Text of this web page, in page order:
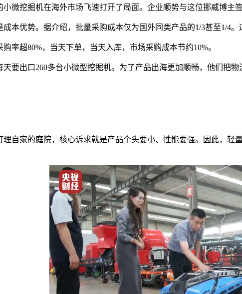
微挖掘机在海外市场飞速打开了局面。企业顺势与这位挪威博主
本优势。据介绍，批量采购成本仅为国外同类产品的1/3甚至1/4
率超80%，当天下单，当天入库，市场采购成本节约10%。
要出口260多台小微型挖掘机。为了产品出海更加顺畅，他们把
自家的庭院，核心诉求就是产品个头要小、性能要强。因此，轻